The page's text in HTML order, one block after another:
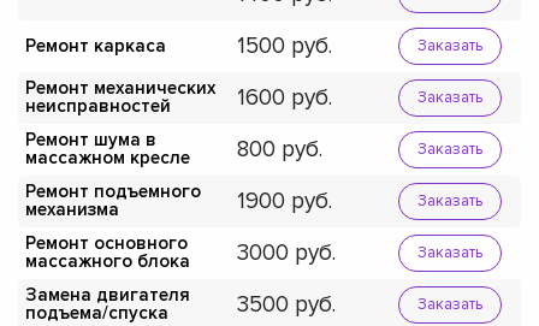
Ремонт каркаса 1500 Заказать
Ремонт механических
неисправностей
1600 Заказать
Ремонт шума в
массажном кресле
800 Заказать
Ремонт подъемного
механизма
1900 Заказать
Ремонт основного
массажного блока
3000 Заказать
Замена двигателя
подъема/спуска
3500 Заказать